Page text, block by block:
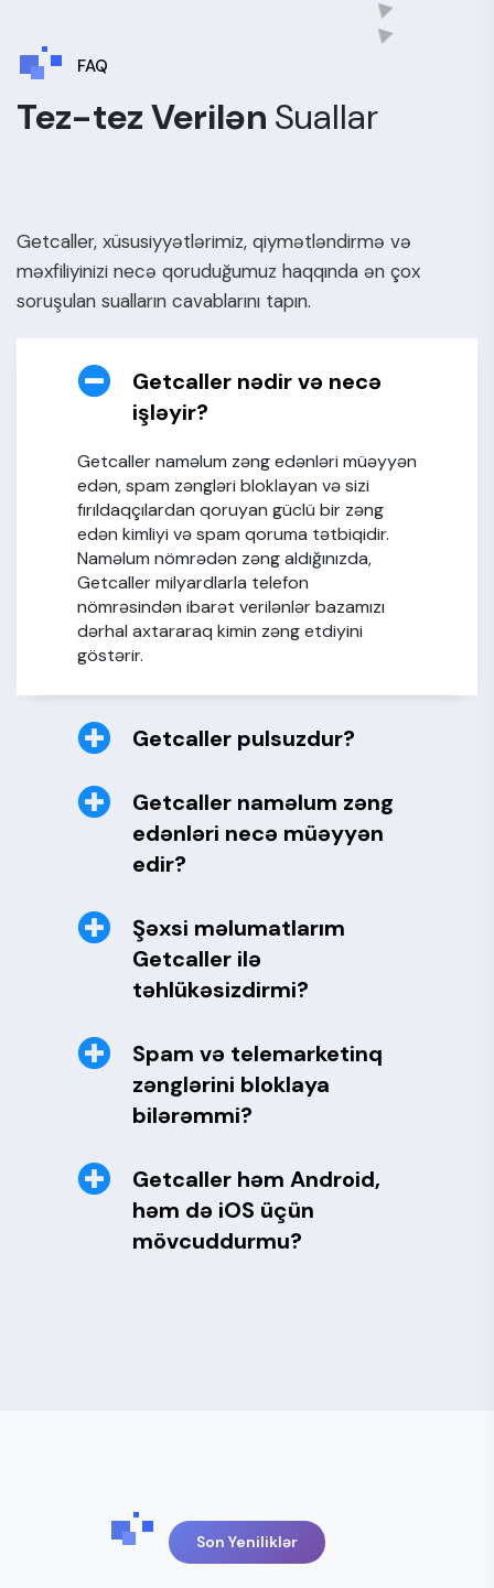
FAQ
Tez-tez Verilən Suallar
Getcaller, xüsusiyyətlərimiz, qiymətləndirmə və
məxfiliyinizi necə qoruduğumuz haqqında ən çox
soruşulan sualların cavablarını tapın.
Getcaller nədir və necə
işləyir?
Getcaller naməlum zəng edənləri müəyyən
edən, spam zəngləri bloklayan və sizi
fırıldaqçılardan qoruyan güclü bir zəng
edən kimliyi və spam qoruma tətbiqidir.
Naməlum nömrədən zəng aldığınızda,
Getcaller milyardlarla telefon
nömrəsindən ibarət verilənlər bazamızı
dərhal axtararaq kimin zəng etdiyini
göstərir.
Getcaller pulsuzdur?
Getcaller naməlum zəng
edənləri necə müəyyən
edir?
Şəxsi məlumatlarım
Getcaller ilə
təhlükəsizdirmi?
Spam və telemarketinq
zənglərini bloklaya
bilərəmmi?
Getcaller həm Android,
həm də iOS üçün
mövcuddurmu?
Son Yeniliklər